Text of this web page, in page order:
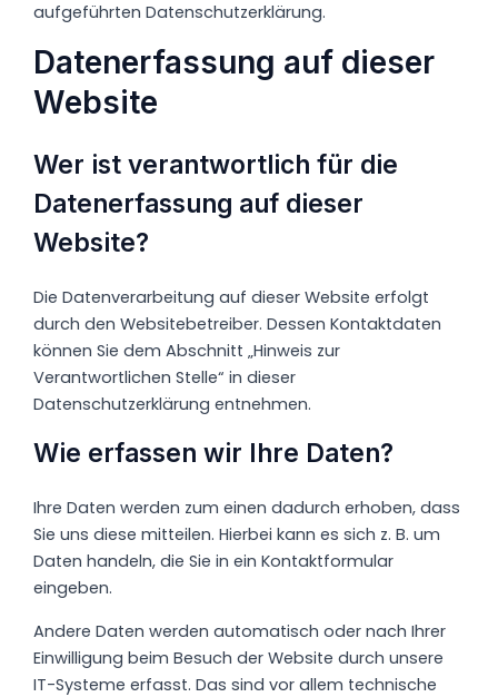
aufgeführten Datenschutzerklärung.
Datenerfassung auf dieser
Website
Wer ist verantwortlich für die
Datenerfassung auf dieser
Website?
Die Datenverarbeitung auf dieser Website erfolgt
durch den Websitebetreiber. Dessen Kontaktdaten
können Sie dem Abschnitt „Hinweis zur
Verantwortlichen Stelle“ in dieser
Datenschutzerklärung entnehmen.
Wie erfassen wir Ihre Daten?
Ihre Daten werden zum einen dadurch erhoben, dass
Sie uns diese mitteilen. Hierbei kann es sich z. B. um
Daten handeln, die Sie in ein Kontaktformular
eingeben.
Andere Daten werden automatisch oder nach Ihrer
Einwilligung beim Besuch der Website durch unsere
IT-Systeme erfasst. Das sind vor allem technische